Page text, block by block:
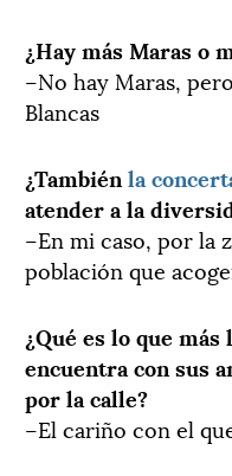
¿Hay más Maras o
–No hay Maras,
Blancas
¿También la
atender a la
–En mi caso, por la
población que
¿Qué es lo que
encuentra con sus
por la calle?
–El cariño con el